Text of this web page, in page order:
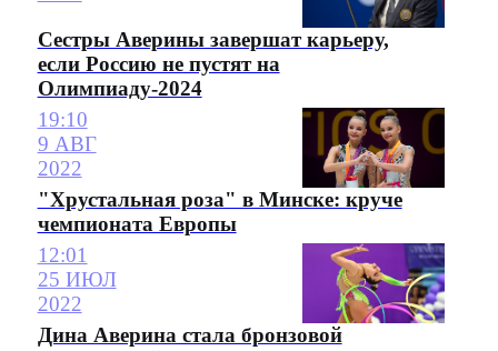
Сестры Аверины завершат карьеру,
если Россию не пустят на
Олимпиаду-2024
19:10
9 АВГ
2022
"Хрустальная роза" в Минске: круче
чемпионата Европы
12:01
25 ИЮЛ
2022
Дина Аверина стала бронзовой